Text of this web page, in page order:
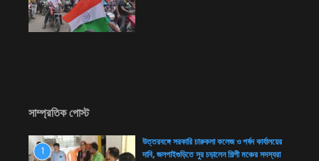
সাম্প্রতিক পোস্ট
1
উত্তরবঙ্গে সরকারি চারুকলা কলেজ ও পর্ষদ কার্যালয়ের
দাবি, জলপাইগুড়িতে সুর চড়ালেন শিল্পী মঞ্চের সদস্যরা